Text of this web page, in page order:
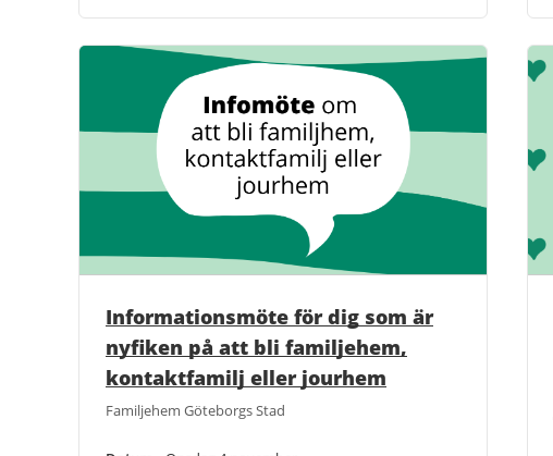
Informationsmöte för dig som är
nyfiken på att bli familjehem,
kontaktfamilj eller jourhem
Familjehem Göteborgs Stad